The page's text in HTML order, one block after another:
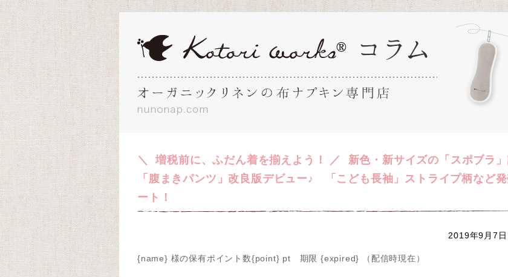
＼ 増税前に、ふだん着を揃えよう！ ／ 新色・新サイズの「スポブラ」
「腹まきパンツ」改良版デビュー♪ 「こども長袖」ストライプ柄など発
ート！
2019年9月7日
{name} 様の保有ポイント数{point} pt 期限 {expired} （配信時現在）